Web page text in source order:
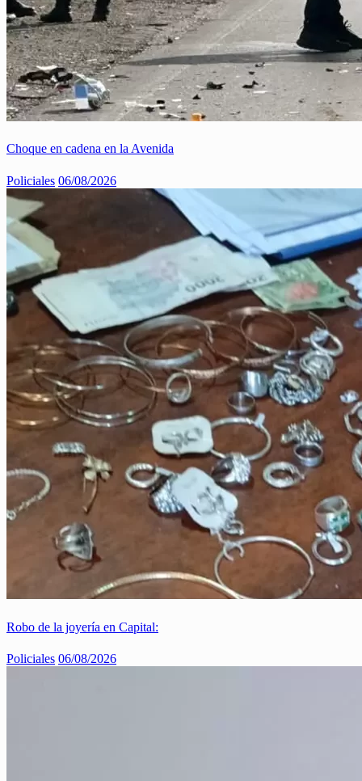
Choque en cadena en la Avenida
Policiales 06/08/2026
Robo de la joyería en Capital:
Policiales 06/08/2026